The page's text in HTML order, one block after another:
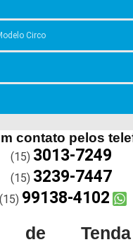
Circo
contato pelos
(15) 3013-7249
(15) 3239-7447
(15) 99138-4102
de